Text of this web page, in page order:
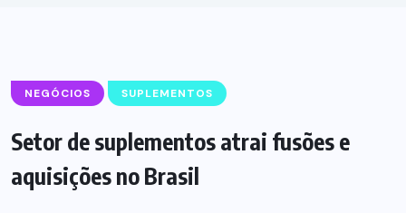
NEGÓCIOS SUPLEMENTOS
Setor de suplementos atrai fusões e
aquisições no Brasil